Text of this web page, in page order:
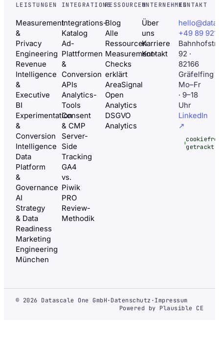
LEISTUNGEN
Measurement
&
Privacy
Engineering
Revenue
Intelligence
&
Executive
BI
Experimentation
&
Conversion
Intelligence
Data
Platform
&
Governance
AI
Strategy
& Data
Readiness
Marketing
Engineering
München
INTEGRATIONS
Integrations-
Katalog
Ad-
Plattformen
&
Conversion
APIs
Analytics-
Tools
Consent
& CMP
Server-
Side
Tracking
GA4
vs.
Piwik
PRO
Review-
Methodik
RESSOURCEN
Blog
Alle
Ressourcen
Measurement-
Checks
erklärt
AreaSignal
Open
Analytics
DSGVO
Analytics
UNTERNEHMEN
Über
uns
Karriere
Kontakt
KONTAKT
+49 89
92 ·
82166
Gräfelfing
Mo–Fr
· 9–18
Uhr
LinkedIn
↗
getrackt
© 2026 Datascale One GmbH·Datenschutz·Impressum
Powered by Plausible CE